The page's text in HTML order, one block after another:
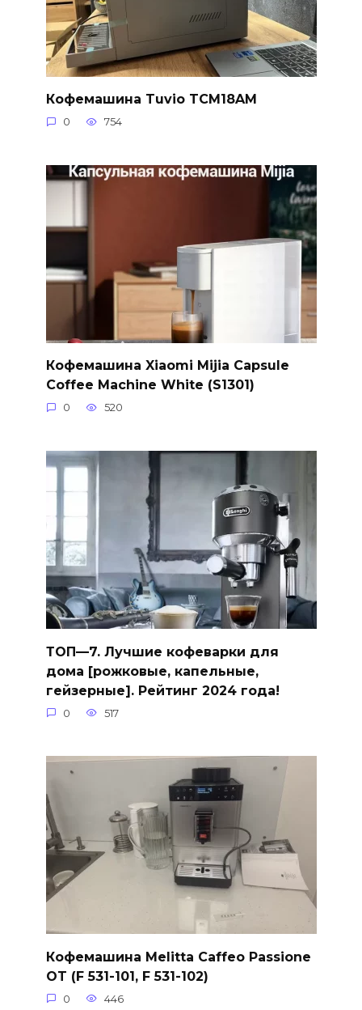
Кофемашина Tuvio TCM18AM
0 754
Кофемашина Xiaomi Mijia Capsule
Coffee Machine White (S1301)
0 520
ТОП—7. Лучшие кофеварки для
дома [рожковые, капельные,
гейзерные]. Рейтинг 2024 года!
0 517
Кофемашина Melitta Caffeo Passione
OT (F 531-101, F 531-102)
0 446